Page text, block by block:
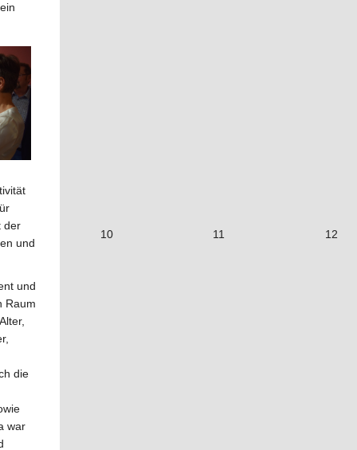
der
und
und
Raum
die
war
10 11 12